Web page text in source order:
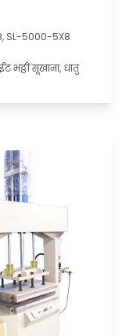
SL-5000-5X8
भट्ठी सूखाना, धातु